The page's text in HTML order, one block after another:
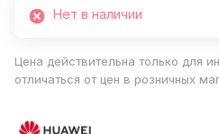
Нет в наличии
Цена действительна только для
отличаться от цен в розничных